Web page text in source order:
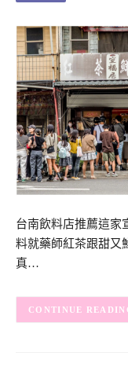
台南飲料店推薦這家
料就藥師紅茶跟甜又
真…
CONTINUE